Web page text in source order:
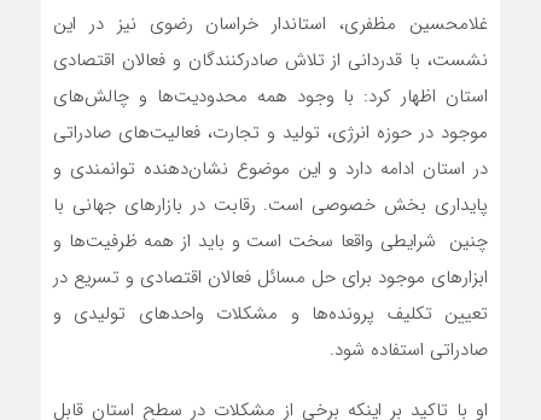
غلامحسین مظفری، استاندار خراسان رضوی نیز در این
نشست، با قدردانی از تلاش صادرکنندگان و فعالان اقتصادی
استان اظهار کرد: با وجود همه محدودیت‌ها و چالش‌های
موجود در حوزه انرژی، تولید و تجارت، فعالیت‌های صادراتی
در استان ادامه دارد و این موضوع نشان‌دهنده توانمندی و
پایداری بخش خصوصی است. رقابت در بازارهای جهانی با
چنین شرایطی واقعا سخت است و باید از همه ظرفیت‌ها و
ابزارهای موجود برای حل مسائل فعالان اقتصادی و تسریع در
تعیین تکلیف پرونده‌ها و مشکلات واحدهای تولیدی و
صادراتی استفاده شود.
او با تاکید بر اینکه برخی از مشکلات در سطح استان قابل